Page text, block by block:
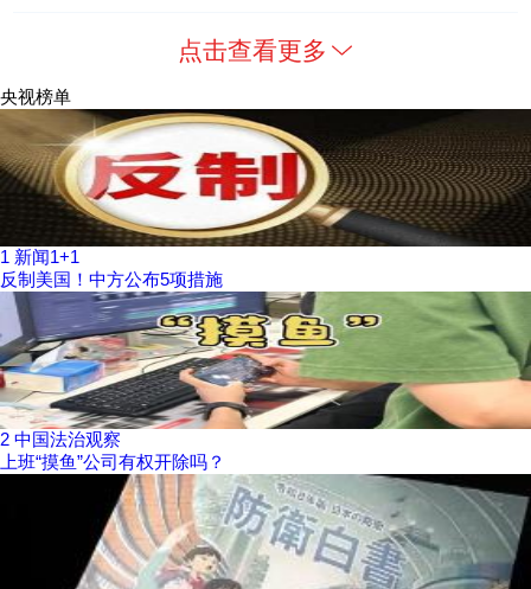
点击查看更多
央视榜单
1 新闻1+1
反制美国！中方公布5项措施
2 中国法治观察
上班“摸鱼”公司有权开除吗？